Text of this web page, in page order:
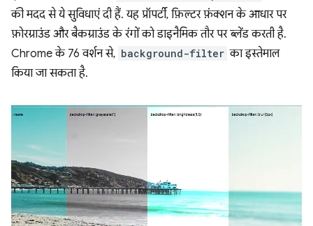
की मदद से ये सुविधाएं दी हैं. यह प्रॉपर्टी, फ़िल्टर फ़ंक्शन के आधार पर
फ़ोरग्राउंड और बैकग्राउंड के रंगों को डाइनैमिक तौर पर ब्लेंड करती है.
Chrome के 76 वर्शन से, background-filter का इस्तेमाल
किया जा सकता है.